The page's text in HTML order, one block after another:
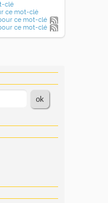
clé
ce mot-clé
ce mot-clé
ce mot-clé